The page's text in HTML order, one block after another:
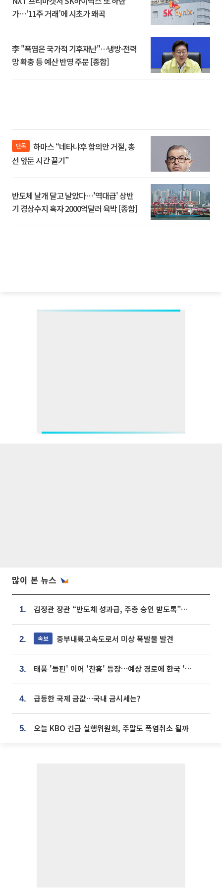
가⋯‘11주 거래’에 시초가 왜곡
李 "폭염은 국가적 기후재난"…냉방·전력
망 확충 등 예산 반영 주문 [종합]
단독
선 앞둔 시간 끌기”
반도체 날개 달고 날았다⋯'역대급' 상반
기 경상수지 흑자 2000억달러 육박 [종합]
많이 본 뉴스
1. 김정관 장관 “반도체 성과급, 주총 승인 받도록”…상법·자본시장법 개정 시사
2. 속보 중부내륙고속도로서 미상 폭발물 발견
3. 태풍 '돌핀' 이어 '찬홈' 등장…예상 경로에 한국 '한숨'
4. 급등한 국제 금값…국내 금시세는?
5. 오늘 KBO 긴급 실행위원회, 주말도 폭염취소 될까